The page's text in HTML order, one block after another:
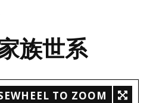
族世系
TO ZOOM